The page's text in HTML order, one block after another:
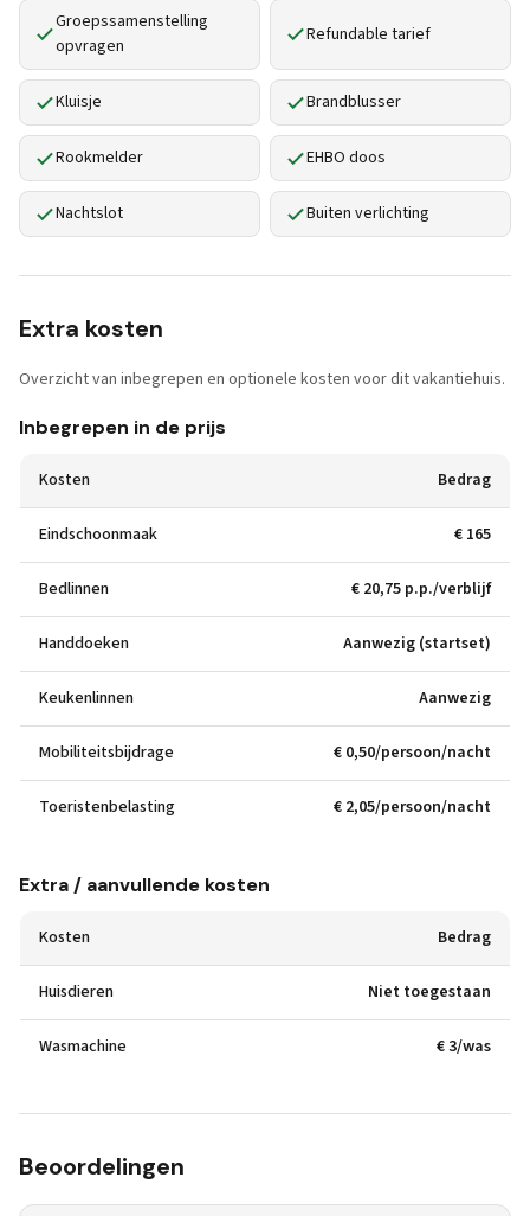
Groepssamenstelling
opvragen
Refundable tarief
Kluisje Brandblusser
Rookmelder EHBO doos
Nachtslot Buiten verlichting
Extra kosten
Overzicht van inbegrepen en optionele kosten voor dit vakantiehuis.
Inbegrepen in de prijs
Kosten Bedrag
Eindschoonmaak € 165
Bedlinnen € 20,75 p.p./verblijf
Handdoeken Aanwezig (startset)
Keukenlinnen Aanwezig
Mobiliteitsbijdrage € 0,50/persoon/nacht
Toeristenbelasting € 2,05/persoon/nacht
Extra / aanvullende kosten
Kosten Bedrag
Huisdieren Niet toegestaan
Wasmachine € 3/was
Beoordelingen